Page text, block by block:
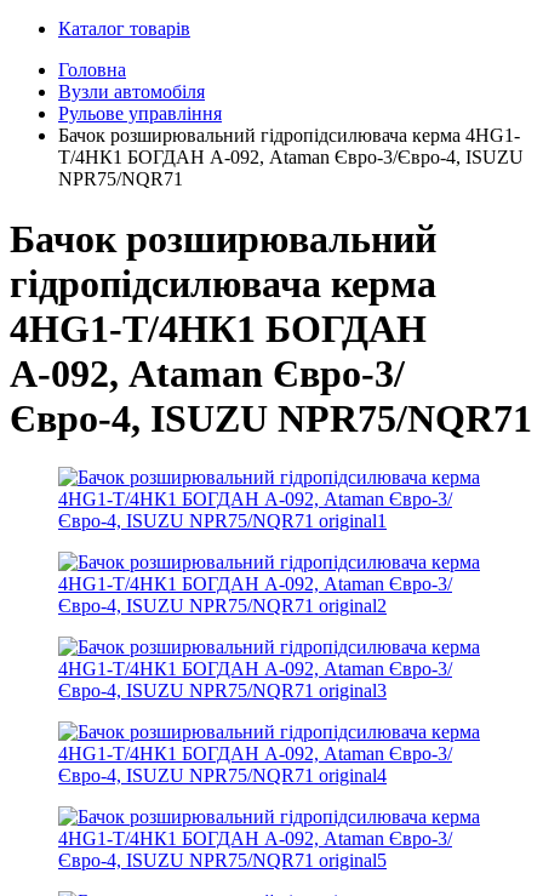
Каталог товарів
Головна
Вузли автомобіля
Рульове управління
Бачок розширювальний гідропідсилювача керма 4HG1-
T/4НК1 БОГДАН А-092, Ataman Євро-3/Євро-4, ISUZU
NPR75/NQR71
Бачок розширювальний
гідропідсилювача керма
4HG1-T/4НК1 БОГДАН
А-092, Ataman Євро-3/
Євро-4, ISUZU NPR75/NQR71